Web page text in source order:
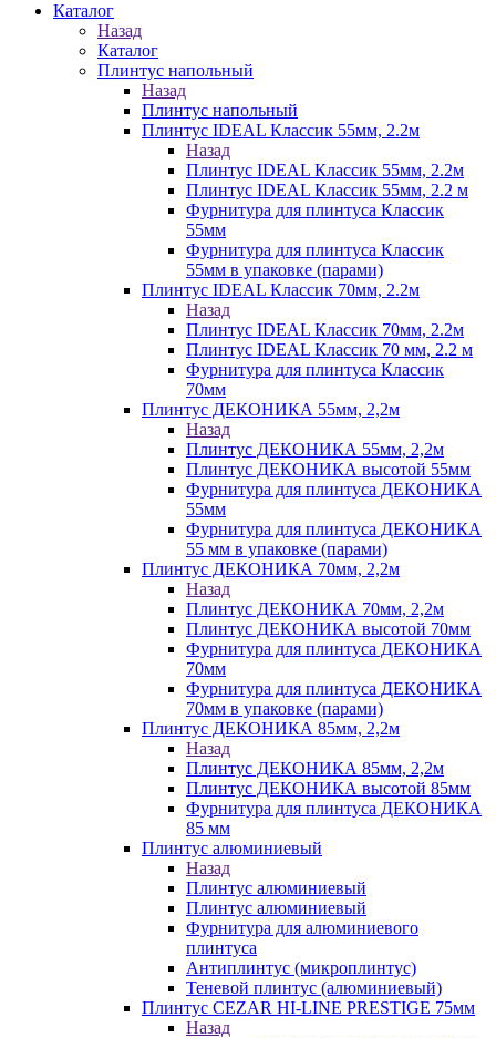
Каталог
Назад
Каталог
Плинтус напольный
Назад
Плинтус напольный
Плинтус IDEAL Классик 55мм, 2.2м
Назад
Плинтус IDEAL Классик 55мм, 2.2м
Плинтус IDEAL Классик 55мм, 2.2 м
Фурнитура для плинтуса Классик
55мм
Фурнитура для плинтуса Классик
55мм в упаковке (парами)
Плинтус IDEAL Классик 70мм, 2.2м
Назад
Плинтус IDEAL Классик 70мм, 2.2м
Плинтус IDEAL Классик 70 мм, 2.2 м
Фурнитура для плинтуса Классик
70мм
Плинтус ДЕКОНИКА 55мм, 2,2м
Назад
Плинтус ДЕКОНИКА 55мм, 2,2м
Плинтус ДЕКОНИКА высотой 55мм
Фурнитура для плинтуса ДЕКОНИКА
55мм
Фурнитура для плинтуса ДЕКОНИКА
55 мм в упаковке (парами)
Плинтус ДЕКОНИКА 70мм, 2,2м
Назад
Плинтус ДЕКОНИКА 70мм, 2,2м
Плинтус ДЕКОНИКА высотой 70мм
Фурнитура для плинтуса ДЕКОНИКА
70мм
Фурнитура для плинтуса ДЕКОНИКА
70мм в упаковке (парами)
Плинтус ДЕКОНИКА 85мм, 2,2м
Назад
Плинтус ДЕКОНИКА 85мм, 2,2м
Плинтус ДЕКОНИКА высотой 85мм
Фурнитура для плинтуса ДЕКОНИКА
85 мм
Плинтус алюминиевый
Назад
Плинтус алюминиевый
Плинтус алюминиевый
Фурнитура для алюминиевого
плинтуса
Антиплинтус (микроплинтус)
Теневой плинтус (алюминиевый)
Плинтус CEZAR HI-LINE PRESTIGE 75мм
Назад